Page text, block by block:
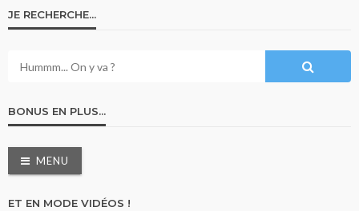
JE RECHERCHE…
BONUS EN PLUS…
MENU
ET EN MODE VIDÉOS !